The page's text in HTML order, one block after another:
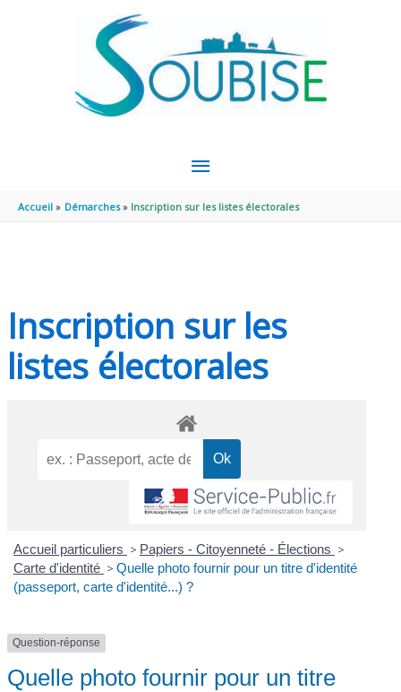
MENU
PRINCIPAL
Accueil Démarches Inscription sur les listes électorales
Inscription sur les
listes électorales
Accueil particuliers > Papiers - Citoyenneté - Élections >
Carte d'identité > Quelle photo fournir pour un titre d'identité
(passeport, carte d'identité...) ?
Question-réponse
Quelle photo fournir pour un titre